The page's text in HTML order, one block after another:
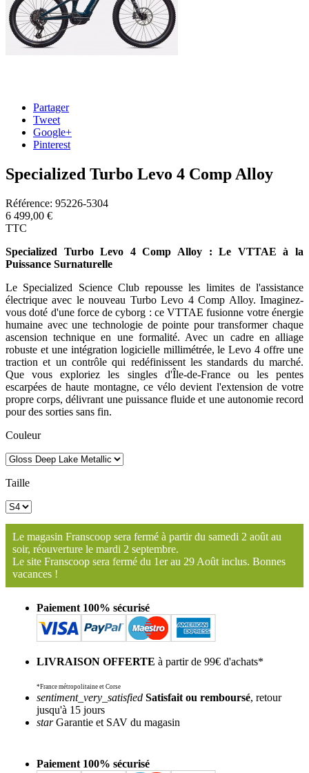
Partager
Tweet
Google+
Pinterest
Specialized Turbo Levo 4 Comp Alloy
Référence: 95226-5304
6 499,00 €
TTC
Specialized Turbo Levo 4 Comp Alloy : Le VTTAE à la
Puissance Surnaturelle
Le Specialized Science Club repousse les limites de l'assistance
électrique avec le nouveau Turbo Levo 4 Comp Alloy. Imaginez-
vous doté d'une force de cyborg : ce VTTAE fusionne votre énergie
humaine avec une technologie de pointe pour transformer chaque
ascension technique en une formalité. Avec un cadre en alliage
robuste et une intégration logicielle millimétrée, le Levo 4 offre une
traction et un contrôle qui redéfinissent les standards du marché.
Que vous exploriez les singles d'Île-de-France ou les pentes
escarpées de haute montagne, ce vélo devient l'extension de votre
propre corps, délivrant une puissance fluide et une autonomie record
pour des sorties sans fin.
Couleur
Taille
Le magasin Franscoop sera fermé à partir du samedi 2 août au
soir, réouverture le mardi 2 septembre.
Le site Franscoop sera fermé du 1er au 29 Août inclus. Bonnes
vacances !
Paiement 100% sécurisé
LIVRAISON OFFERTE à partir de 99€ d'achats*
*France métropolitaine et Corse
sentiment_very_satisfied Satisfait ou remboursé, retour
jusqu'à 15 jours
starGarantie et SAV du magasin
Paiement 100% sécurisé